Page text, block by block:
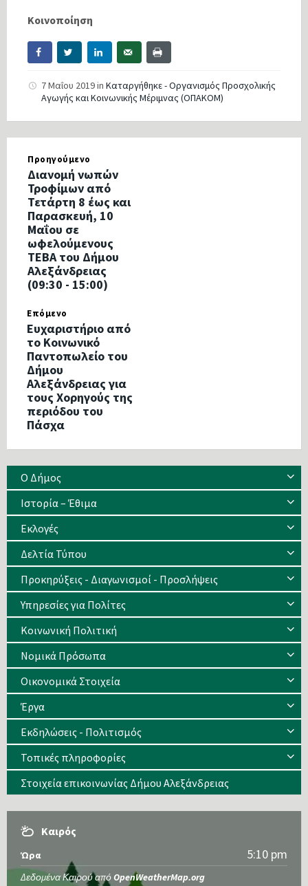
Κοινοποίηση
7 Μαΐου 2019in Καταργήθηκε - Οργανισμός Προσχολικής
Αγωγής και Κοινωνικής Μέριμνας (ΟΠΑΚΟΜ)
Προηγούμενο
Διανομή νωπών
Τροφίμων από
Τετάρτη 8 έως και
Παρασκευή, 10
Μαΐου σε
ωφελούμενους
ΤΕΒΑ του Δήμου
Αλεξάνδρειας
(09:30 - 15:00)
Επόμενο
Ευχαριστήριο από
το Κοινωνικό
Παντοπωλείο του
Δήμου
Αλεξάνδρειας για
τους Χορηγούς της
περιόδου του
Πάσχα
Ο Δήμος
Ιστορία – Έθιμα
Eκλογές
Δελτία Τύπου
Προκηρύξεις - Διαγωνισμοί - Προσλήψεις
Υπηρεσίες για Πολίτες
Κοινωνική Πολιτική
Νομικά Πρόσωπα
Οικονομικά Στοιχεία
Έργα
Εκδηλώσεις - Πολιτισμός
Τοπικές πληροφορίες
Στοιχεία επικοινωνίας Δήμου Αλεξάνδρειας
Καιρός
Ώρα 5:10 pm
Δεδομένα Καιρού από OpenWeatherMap.org